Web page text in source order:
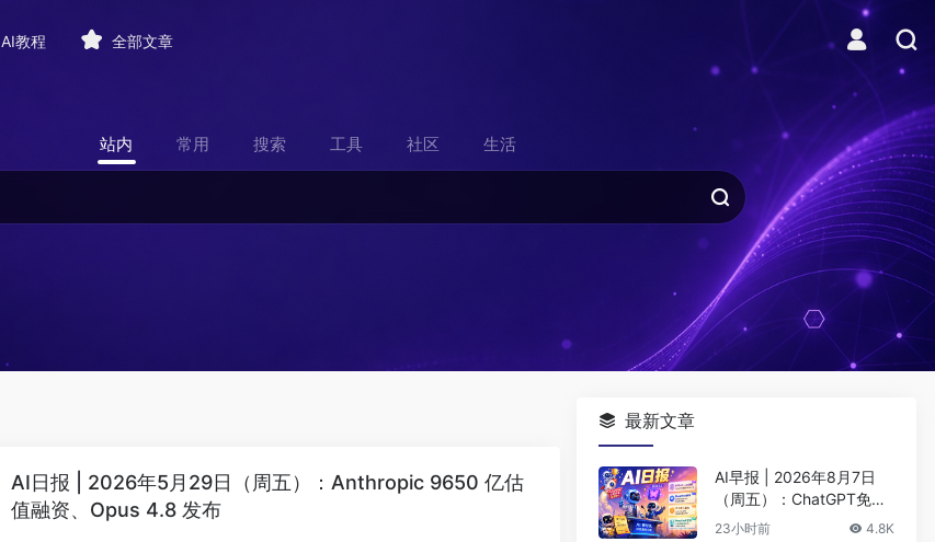
AI教程 全部文章
站内 常用 搜索 工具 社区 生活
AI日报 | 2026年5月29日（周五）：Anthropic 9650 亿估
值融资、Opus 4.8 发布
最新文章
AI早报 | 2026年8月7日
（周五）：ChatGPT免费
版升级GPT-5.6 Luna无限
23小时前 4.8K